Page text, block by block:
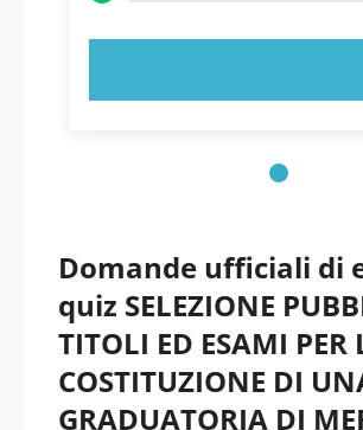
Domande ufficiali di
quiz SELEZIONE
TITOLI ED ESAMI PER
COSTITUZIONE DI
GRADUATORIA DI